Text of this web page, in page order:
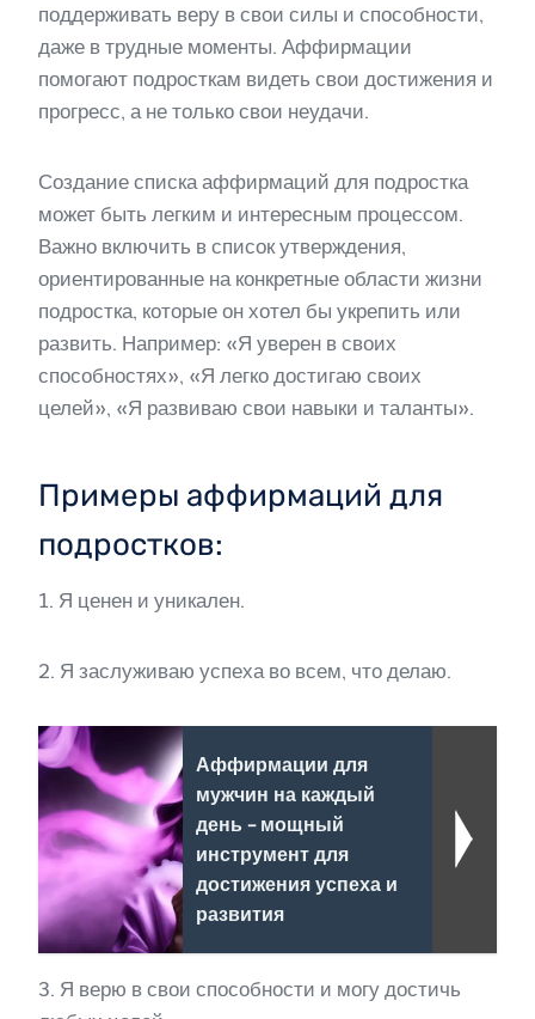
поддерживать веру в свои силы и способности,
даже в трудные моменты. Аффирмации
помогают подросткам видеть свои достижения и
прогресс, а не только свои неудачи.
Создание списка аффирмаций для подростка
может быть легким и интересным процессом.
Важно включить в список утверждения,
ориентированные на конкретные области жизни
подростка, которые он хотел бы укрепить или
развить. Например: «Я уверен в своих
способностях», «Я легко достигаю своих
целей», «Я развиваю свои навыки и таланты».
Примеры аффирмаций для
подростков:
1. Я ценен и уникален.
2. Я заслуживаю успеха во всем, что делаю.
Аффирмации для
мужчин на каждый
день - мощный
инструмент для
достижения успеха и
развития
3. Я верю в свои способности и могу достичь